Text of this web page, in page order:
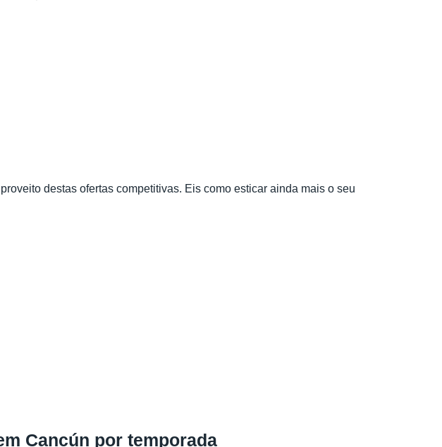
destas ofertas competitivas. Eis como esticar ainda mais o seu
Cancún por temporada